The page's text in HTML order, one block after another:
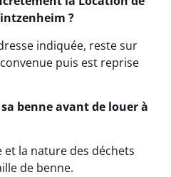
?
indiquée, reste sur
puis est reprise
benne avant de louer à
la nature des déchets
de benne.